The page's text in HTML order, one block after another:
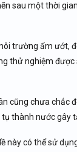
sau một thời
trường ẩm ướt,
thử nghiệm
cũng chưa chắc
thành nước gây
này có thể sử